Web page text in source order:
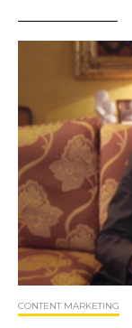
CONTENT MARKETING